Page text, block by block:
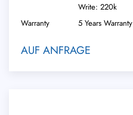
Write: 220k
Warranty
5 Years Warranty
AUF ANFRAGE